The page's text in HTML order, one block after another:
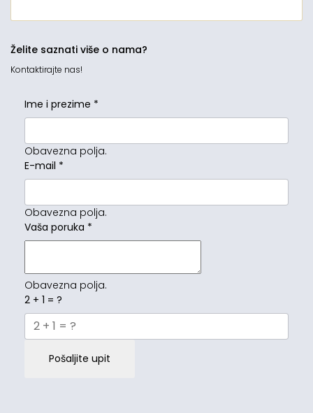
Želite saznati više o nama?
Kontaktirajte nas!
Ime i prezime *
Obavezna polja.
E-mail *
Obavezna polja.
Vaša poruka *
Obavezna polja.
2 + 1 = ?
Pošaljite upit